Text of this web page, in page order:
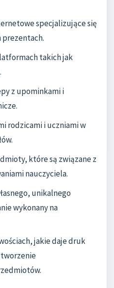
specjalizujące się
prezentach.
takich jak
z upominkami i
rodzicami i uczniami w
które są związane z
nauczyciela.
unikalnego
wykonany na
jakie daje druk